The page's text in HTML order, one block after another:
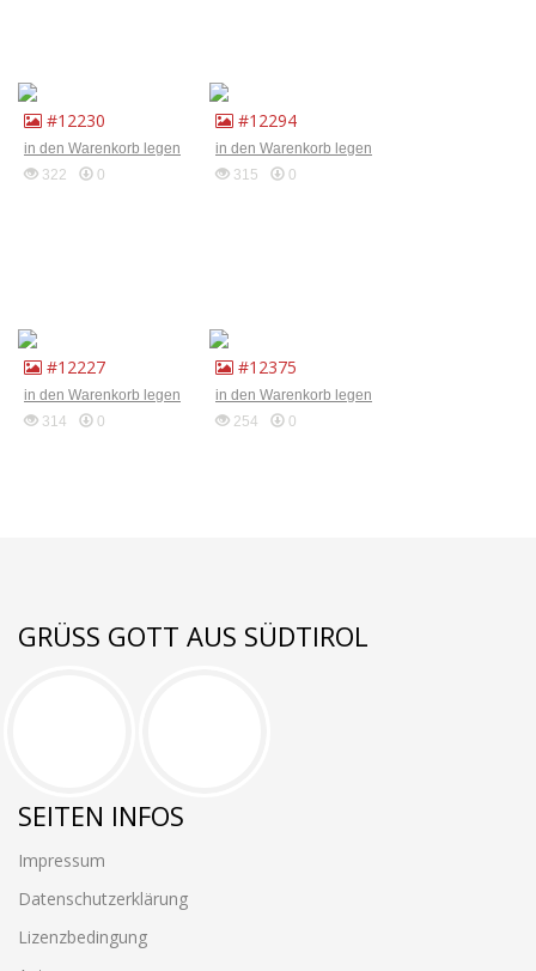
#12230
in den Warenkorb legen
322
0
#12294
in den Warenkorb legen
315
0
#12227
in den Warenkorb legen
314
0
#12375
in den Warenkorb legen
254
0
GRÜSS GOTT AUS SÜDTIROL
SEITEN INFOS
Impressum
Datenschutzerklärung
Lizenzbedingung